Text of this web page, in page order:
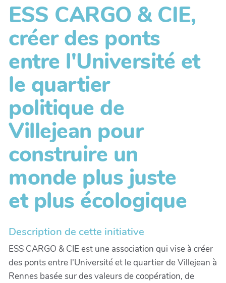
ESS CARGO & CIE,
créer des ponts
entre l'Université et
le quartier
politique de
Villejean pour
construire un
monde plus juste
et plus écologique
Description de cette initiative
ESS CARGO & CIE est une association qui vise à créer
des ponts entre l'Université et le quartier de Villejean à
Rennes basée sur des valeurs de coopération, de